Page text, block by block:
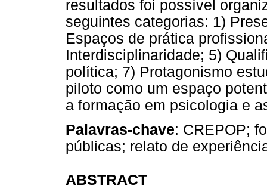
resultados foi possível
seguintes categorias: 1)
Espaços de prática
Interdisciplinaridade; 5)
política; 7) Protagonismo
piloto como um espaço
a formação em psicologia e
Palavras-chave: CREPOP;
públicas; relato de
ABSTRACT